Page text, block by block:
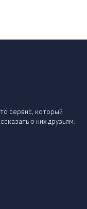
сервис, который
о них друзьям.